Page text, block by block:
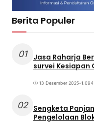
Berita Populer
01
Jasa Raharja
survei Kesiapan
13 Desember 2025•
02 Sengketa
Pengelolaan